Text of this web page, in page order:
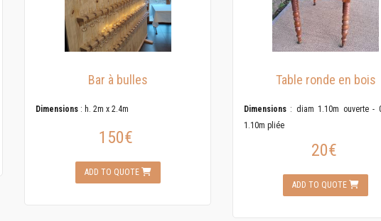
Bar à bulles
Dimensions : h. 2m x 2.4m
150€
ADD TO QUOTE
Table ronde en bois
Dimensions: diam 1.10m ouverte -
1.10m pliée
20€
ADD TO QUOTE